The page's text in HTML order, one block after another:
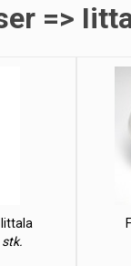
=>
Iittala
stk.